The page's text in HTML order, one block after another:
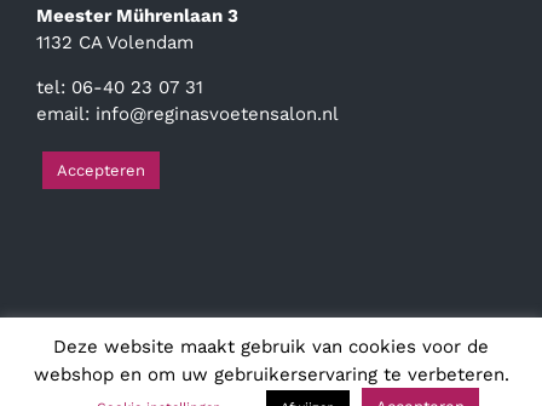
Meester Mührenlaan 3
1132 CA Volendam
tel: 06-40 23 07 31
email: info@reginasvoetensalon.nl
Accepteren
© Copyright2026 | Regina's Voetensalon | Alle rechten
voorbehouden
Deze website maakt gebruik van cookies voor de
webshop en om uw gebruikerservaring te verbeteren.